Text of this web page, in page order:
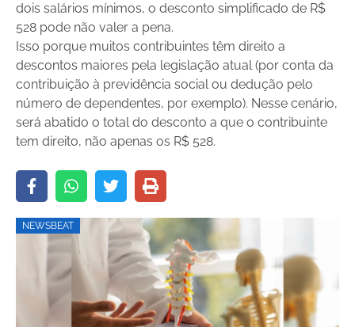
dois salários mínimos, o desconto simplificado de R$
528 pode não valer a pena.
Isso porque muitos contribuintes têm direito a
descontos maiores pela legislação atual (por conta da
contribuição à previdência social ou dedução pelo
número de dependentes, por exemplo). Nesse cenário,
será abatido o total do desconto a que o contribuinte
tem direito, não apenas os R$ 528.
NEWSBEAT